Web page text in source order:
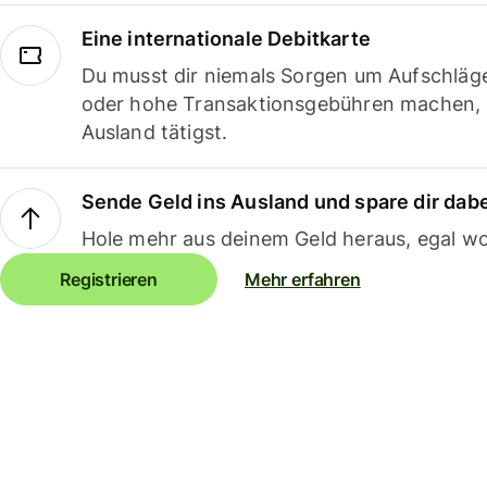
Eine internationale Debitkarte
Du musst dir niemals Sorgen um
oder hohe Transaktionsgebühren
Ausland tätigst.
Sende Geld ins Ausland und spare dir
Hole mehr aus deinem Geld heraus, egal
Registrieren Mehr erfahren